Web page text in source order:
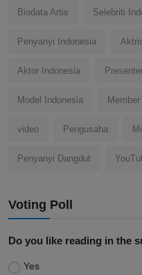
Biodata Artis Selebriti
Penyanyi Indonesia
Aktor Indonesia
Model Indonesia
video Pengusaha
Penyanyi Dangdut
Voting Poll
Do you like reading in the
Yes